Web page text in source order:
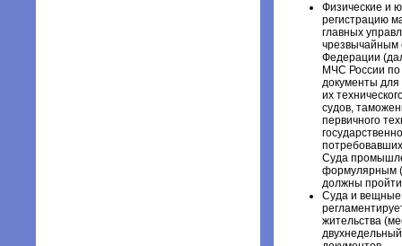
Физические и
регистрацию
главных
чрезвычайным
Федерации
МЧС России по
документы для
их
судов,
первичного
Суда
формулярным
должны пройти
Суда и вещные
жительства